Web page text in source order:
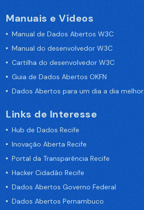
Manuais e Vídeos
Manual de Dados Abertos W3C
Manual do desenvolvedor W3C
Cartilha do desenvolvedor W3C
Guia de Dados Abertos OKFN
Dados Abertos para um dia a dia melhor
Links de Interesse
Hub de Dados Recife
Inovação Aberta Recife
Portal da Transparência Recife
Hacker Cidadão Recife
Dados Abertos Governo Federal
Dados Abertos Pernambuco